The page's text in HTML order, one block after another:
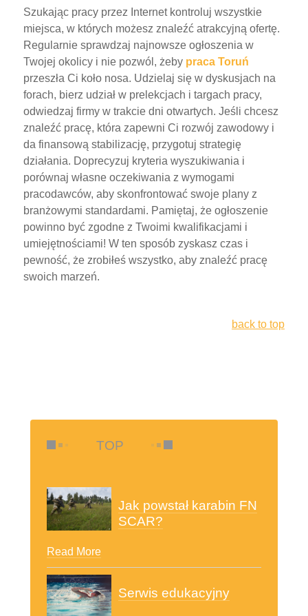
Szukając pracy przez Internet kontroluj wszystkie
miejsca, w których możesz znaleźć atrakcyjną ofertę.
Regularnie sprawdzaj najnowsze ogłoszenia w
Twojej okolicy i nie pozwól, żeby praca Toruń
przeszła Ci koło nosa. Udzielaj się w dyskusjach na
forach, bierz udział w prelekcjach i targach pracy,
odwiedzaj firmy w trakcie dni otwartych. Jeśli chcesz
znaleźć pracę, która zapewni Ci rozwój zawodowy i
da finansową stabilizację, przygotuj strategię
działania. Doprecyzuj kryteria wyszukiwania i
porównaj własne oczekiwania z wymogami
pracodawców, aby skonfrontować swoje plany z
branżowymi standardami. Pamiętaj, że ogłoszenie
powinno być zgodne z Twoimi kwalifikacjami i
umiejętnościami! W ten sposób zyskasz czas i
pewność, że zrobiłeś wszystko, aby znaleźć pracę
swoich marzeń.
back to top
TOP
Jak powstał karabin FN
SCAR?
Read More
Serwis edukacyjny